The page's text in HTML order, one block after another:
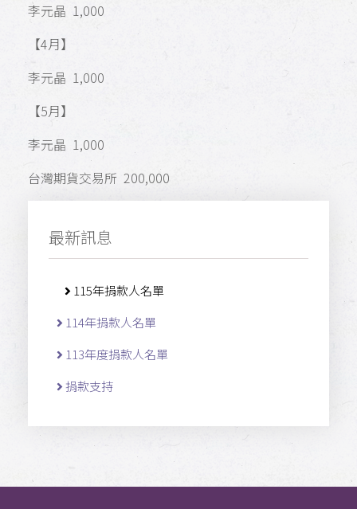
李元晶 1,000
【4月】
李元晶 1,000
【5月】
李元晶 1,000
台灣期貨交易所 200,000
最新訊息
115年捐款人名單
114年捐款人名單
113年度捐款人名單
捐款支持